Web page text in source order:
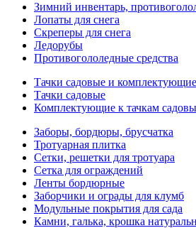
Зимний инвентарь,
Лопаты для снега
Скреперы для снега
Ледорубы
Противогололедные средства
Тачки садовые и
Тачки садовые
Комплектующие к тачкам
Заборы, бордюры, брусчатка
Тротуарная плитка
Сетки, решетки для тротуара
Сетка для ограждений
Ленты бордюрные
Заборчики и ограды для клумб
Модульные покрытия для сада
Камни, галька, крошка